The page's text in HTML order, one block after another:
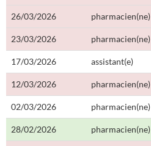
26/03/2026 pharmacien(ne)
23/03/2026 pharmacien(ne)
17/03/2026 assistant(e)
12/03/2026 pharmacien(ne)
02/03/2026 pharmacien(ne)
28/02/2026 pharmacien(ne)